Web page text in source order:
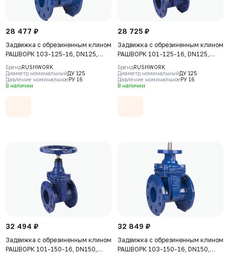
28 477 ₽
Задвижка с обрезиненным клином
РАШВОРК 103-125-16, DN125,
PN16, корпус-GJS-500-7
(GGG50), клин-GJS-500-7
(GGG50), уплотнение-EPDM, Ф/Ф,
БрендRUSHWORK
Диаметр номинальныйДУ 125
Давление номинальноеРУ 16
В наличии
28 725 ₽
Задвижка с обрезиненным клином
РАШВОРК 101-125-16, DN125,
PN16, корпус - GJS-500-7
(GGG50), клин - GJS-500-7
(GGG50), уплотнение - EPDM, Ф/
БрендRUSHWORK
Диаметр номинальныйДУ 125
Давление номинальноеРУ 16
В наличии
32 494 ₽
Задвижка с обрезиненным клином
РАШВОРК 101-150-16, DN150,
32 849 ₽
Задвижка с обрезиненным клином
РАШВОРК 103-150-16, DN150,